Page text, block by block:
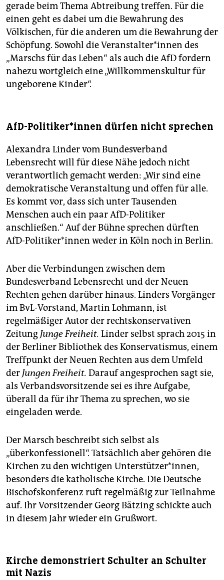
gerade beim Thema Abtreibung treffen. Für die
einen geht es dabei um die Bewahrung des
Völkischen, für die anderen um die Bewahrung der
Schöpfung. Sowohl die Ver­an­stal­te­r*in­nen des
„Marschs für das Leben“ als auch die AfD fordern
nahezu wortgleich eine „Willkommenskultur für
ungeborene Kinder“.
AfD-Politiker*innen dürfen nicht sprechen
Alexandra Linder vom Bundesverband
Lebensrecht will für diese Nähe jedoch nicht
verantwortlich gemacht werden: „Wir sind eine
demokratische Veranstaltung und offen für alle.
Es kommt vor, dass sich unter Tausenden
Menschen auch ein paar AfD-Politiker
anschließen.“ Auf der Bühne sprechen dürften
AfD-Politiker*innen weder in Köln noch in Berlin.
Aber die Verbindungen zwischen dem
Bundesverband Lebensrecht und der Neuen
Rechten gehen darüber hinaus. Linders Vorgänger
im BvL-Vorstand, Martin Lohmann, ist
regelmäßiger Autor der rechtskonservativen
Zeitung Junge Freiheit. Linder selbst sprach 2015 in
der Berliner Bibliothek des Konservatismus, einem
Treffpunkt der Neuen Rechten aus dem Umfeld
der Jungen Freiheit. Darauf angesprochen sagt sie,
als Verbandsvorsitzende sei es ihre Aufgabe,
überall da für ihr Thema zu sprechen, wo sie
eingeladen werde.
Der Marsch beschreibt sich selbst als
„überkonfessionell“. Tatsächlich aber gehören die
Kirchen zu den wichtigen Unterstützer*innen,
besonders die katholische Kirche. Die Deutsche
Bischofskonferenz ruft regelmäßig zur Teilnahme
auf. Ihr Vorsitzender Georg Bätzing schickte auch
in diesem Jahr wieder ein Grußwort.
Kirche demonstriert Schulter an Schulter
mit Nazis